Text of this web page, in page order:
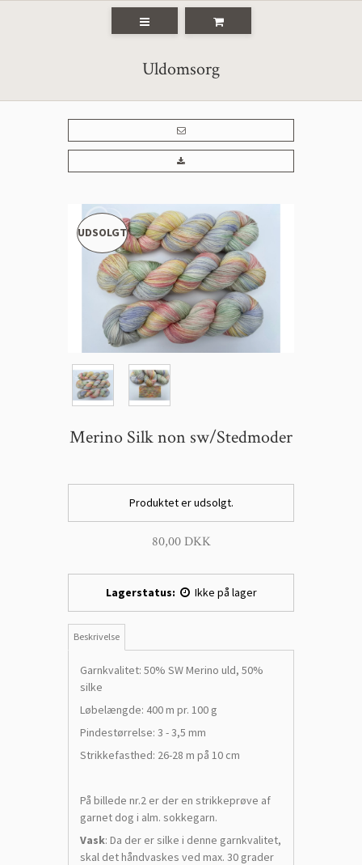
Uldomsorg
UDSOLGT
Merino Silk non sw/Stedmoder
Produktet er udsolgt.
80,00 DKK
Lagerstatus: Ikke på lager
Beskrivelse
Garnkvalitet: 50% SW Merino uld, 50%
silke
Løbelængde: 400 m pr. 100 g
Pindestørrelse: 3 - 3,5 mm
Strikkefasthed: 26-28 m på 10 cm
På billede nr.2 er der en strikkeprøve af
garnet dog i alm. sokkegarn.
Vask: Da der er silke i denne garnkvalitet,
skal det håndvaskes ved max. 30 grader